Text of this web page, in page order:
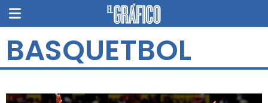
BASQUETBOL